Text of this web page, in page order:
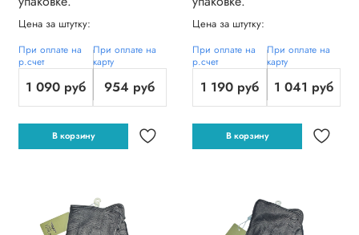
Цена за штутку:
При оплате на
р.счет
1 090 руб
При оплате на
карту
954 руб
В корзину
Цена за штутку:
При оплате на
р.счет
1 190 руб
При оплате на
карту
1 041 руб
В корзину